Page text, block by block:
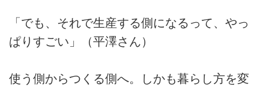
「でも、それで生産する側になるって、やっ
ぱりすごい」（平澤さん）
使う側からつくる側へ。しかも暮らし方を変